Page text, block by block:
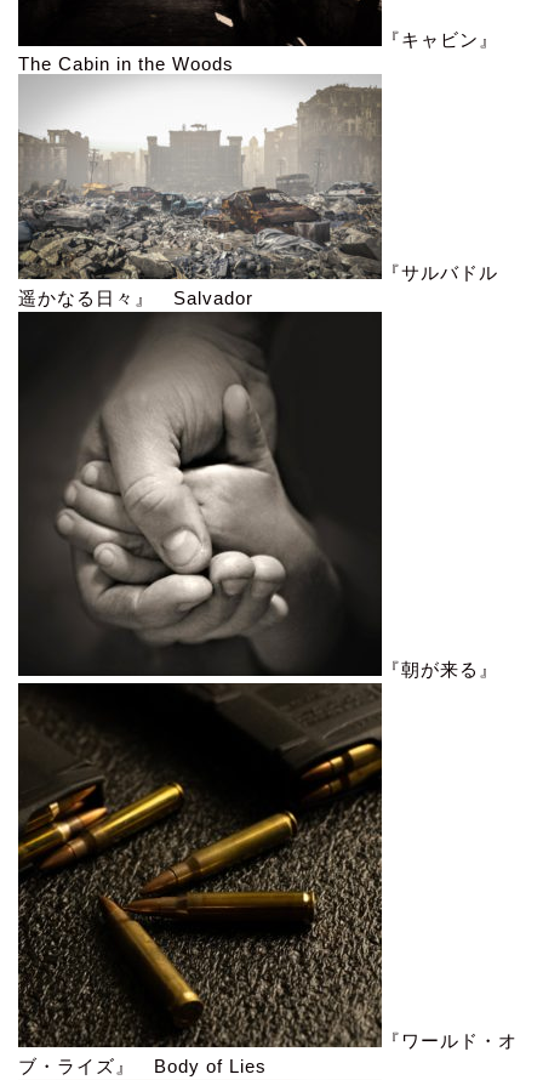
『キャビン』
The Cabin in the Woods
『サルバドル
遥かなる日々』 Salvador
『朝が来る』
『ワールド・オ
ブ・ライズ』 Body of Lies